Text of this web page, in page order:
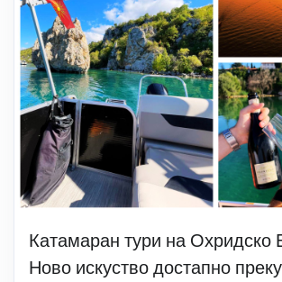
Катамаран тури на Охридско
Ново искуство достапно